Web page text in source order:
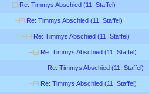
Re: Timmys Abschied (11. Staffel)
Re: Timmys Abschied (11. Staffel)
Re: Timmys Abschied (11. Staffel)
Re: Timmys Abschied (11. Staffel)
Re: Timmys Abschied (11. Staffel)
Re: Timmys Abschied (11. Staffel)